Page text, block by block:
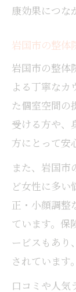
康効果につな
岩国市の整体
岩国市の整体
よる丁寧なカ
た個室空間の
受ける方や、
方にとって安
また、岩国市
ど女性に多い
正・小顔調整
ています。保
ービスもあり
されています。
口コミや人気